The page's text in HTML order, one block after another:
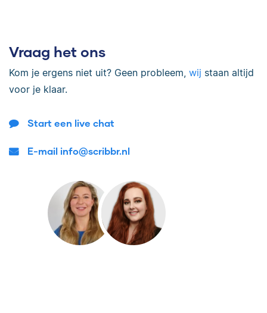
Vraag het ons
Kom je ergens niet uit? Geen probleem, wij staan altijd
voor je klaar.
Start een live chat
E-mail info@scribbr.nl